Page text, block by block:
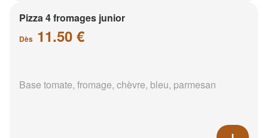
Pizza 4 fromages junior
Dès 11.50 €
Base tomate, fromage, chèvre, bleu, parmesan